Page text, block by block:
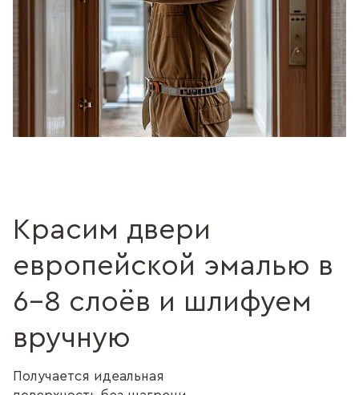
Красим двери
европейской эмалью в
6–8 слоёв и шлифуем
вручную
Получается идеальная